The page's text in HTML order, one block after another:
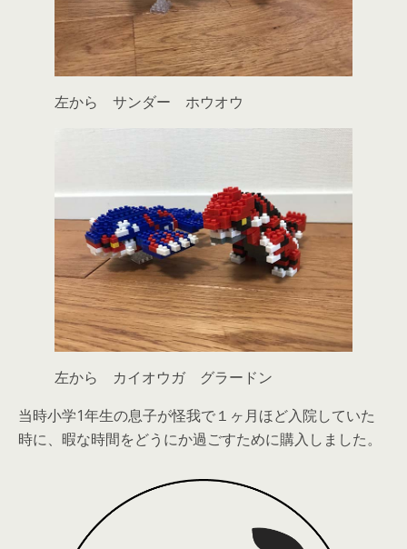
左から サンダー ホウオウ
左から カイオウガ グラードン
当時小学1年生の息子が怪我で１ヶ月ほど入院していた
時に、暇な時間をどうにか過ごすために購入しました。